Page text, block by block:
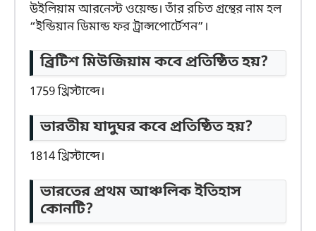
উইলিয়াম আরনেস্ট ওয়েল্ড। তাঁর রচিত গ্রন্থের নাম হল
“ইন্ডিয়ান ডিমান্ড ফর ট্রান্সপোর্টেশন”।
ব্রিটিশ মিউজিয়াম কবে প্রতিষ্ঠিত হয়?
1759 খ্রিস্টাব্দে।
ভারতীয় যাদুঘর কবে প্রতিষ্ঠিত হয়?
1814 খ্রিস্টাব্দে।
ভারতের প্রথম আঞ্চলিক ইতিহাস
কোনটি?